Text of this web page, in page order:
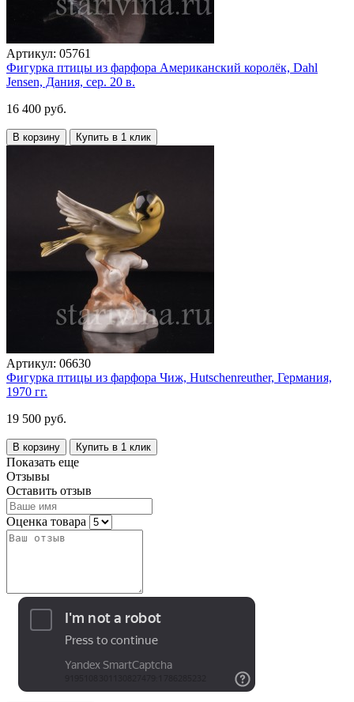
Артикул: 05761
Фигурка птицы из фарфора Американский королёк, Dahl
Jensen, Дания, сер. 20 в.
16 400 руб.
В корзину Купить в 1 клик
Артикул: 06630
Фигурка птицы из фарфора Чиж, Hutschenreuther, Германия,
1970 гг.
19 500 руб.
В корзину Купить в 1 клик
Показать еще
Отзывы
Оставить отзыв
Оценка товара